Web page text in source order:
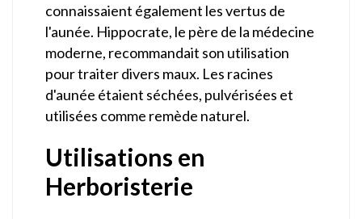
connaissaient également les vertus de
l'aunée. Hippocrate, le père de la médecine
moderne, recommandait son utilisation
pour traiter divers maux. Les racines
d'aunée étaient séchées, pulvérisées et
utilisées comme remède naturel.
Utilisations en
Herboristerie